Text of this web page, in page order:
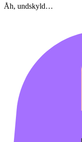
Åh, undskyld…